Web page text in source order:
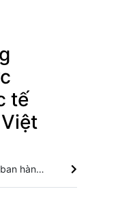
tế
Ngân hàng Nhà nước Việt Nam ban hành Thông tư mới cho phép tổ chức tín dụng nước ngoài thực hiện thanh toán và chuyển tiền quốc tế qua tài khoản tại Việt Nam từ 19/9/2026. NAPAS, BIDV và Weixin Pay mở rộng thanh toán QR Việt Nam-Trung Quốc Campuchia mở rộng kết nối thanh toán QR xuyên biên giới 5 nước ASEAN Du khách Singapore có thể quét VietQRGlobal thanh toán tại Việt Nam